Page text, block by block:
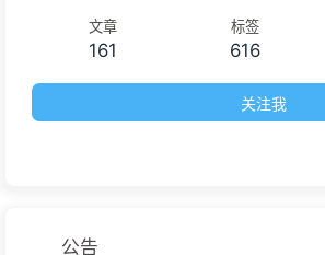
文章
161
标签
616
关注我
公告